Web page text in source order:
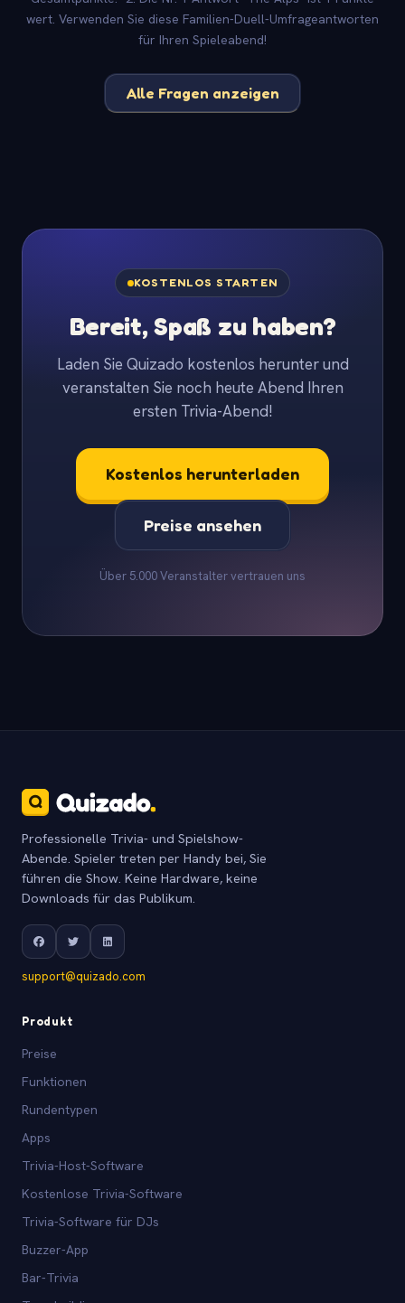
wert. Verwenden Sie diese Familien-Duell-Umfrageantworten
für Ihren Spieleabend!
Alle Fragen anzeigen
KOSTENLOS STARTEN
Bereit, Spaß zu haben?
Laden Sie Quizado kostenlos herunter und
veranstalten Sie noch heute Abend Ihren
ersten Trivia-Abend!
Kostenlos herunterladen
Preise ansehen
Über 5.000 Veranstalter vertrauen uns
Professionelle Trivia- und Spielshow-
Abende. Spieler treten per Handy bei, Sie
führen die Show. Keine Hardware, keine
Downloads für das Publikum.
support@quizado.com
Produkt
Preise
Funktionen
Rundentypen
Apps
Trivia-Host-Software
Kostenlose Trivia-Software
Trivia-Software für DJs
Buzzer-App
Bar-Trivia